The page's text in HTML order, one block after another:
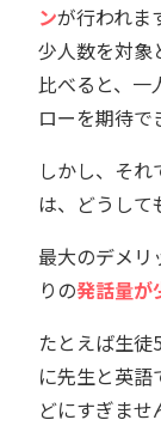
ンが行われま
少人数を対象
比べると、一
ローを期待で
しかし、そ
は、どうして
最大のデメリ
りの発話量が
たとえば生
に先生と英
どにすぎませ